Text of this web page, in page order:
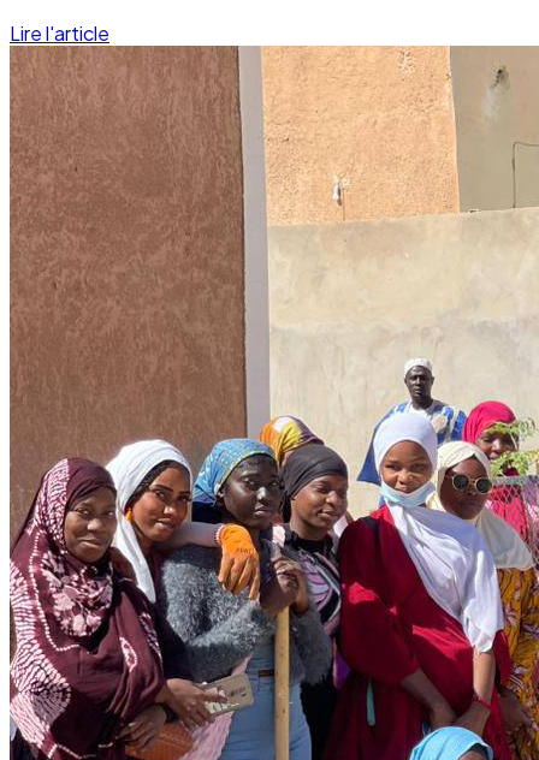
Citoyenneté
20 November 2025
Projet Parcours Citoyen : La campagne de
reboisement d’arbres dépasse ses objectifs